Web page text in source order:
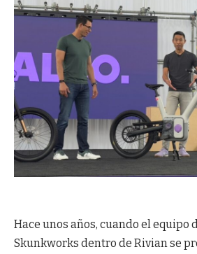
Hace unos años, cuando el equipo
Skunkworks dentro de Rivian se